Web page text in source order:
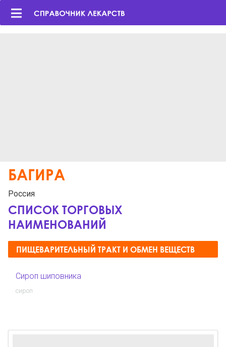
БАГИРА
Россия
СПИСОК ТОРГОВЫХ
НАИМЕНОВАНИЙ
ПИЩЕВАРИТЕЛЬНЫЙ ТРАКТ И ОБМЕН ВЕЩЕСТВ
Сироп шиповника
сироп